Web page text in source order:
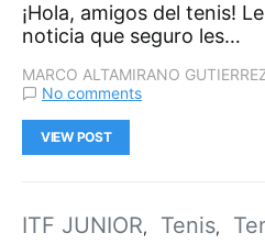
¡Hola, amigos del tenis!
noticia que seguro les…
MARCO ALTAMIRANO
No comments
VIEW POST
ITF JUNIOR Tenis